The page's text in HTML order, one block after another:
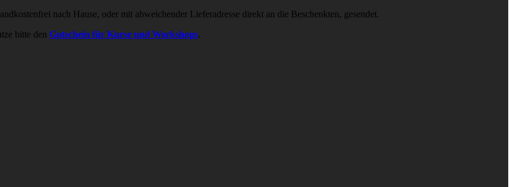
nach Hause, oder mit abweichender Lieferadresse direkt an die Beschenkten, gesendet.
bitte den Gutschein für Kurse und Workshops.